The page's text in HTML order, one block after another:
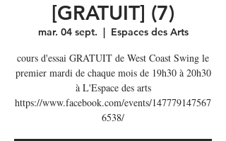
[GRATUIT] (7)
mar. 04 sept.
  |
Espaces des Arts
cours d'essai GRATUIT de West Coast Swing le
premier mardi de chaque mois de 19h30 à 20h30
à L'Espace des arts
https://www.facebook.com/events/147779147567
6538/